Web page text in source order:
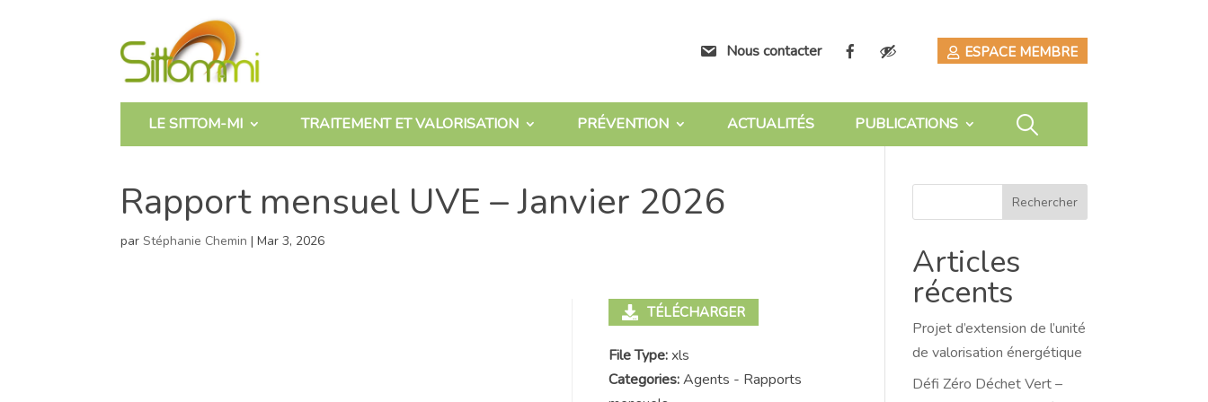
Nous contacter ESPACE MEMBRE
LE SITTOM-MI TRAITEMENT ET VALORISATION PRÉVENTION ACTUALITÉS PUBLICATIONS
Rapport mensuel UVE – Janvier 2026
parStéphanie Chemin |Mar 3, 2026
TÉLÉCHARGER
File Type:xls
Categories:Agents - Rapports
Rechercher
Articles
récents
Projet d’extension de l’unité
de valorisation énergétique
Défi Zéro Déchet Vert –